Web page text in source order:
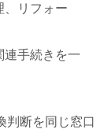
、リフォー
連手続きを一
判断を同じ窓口